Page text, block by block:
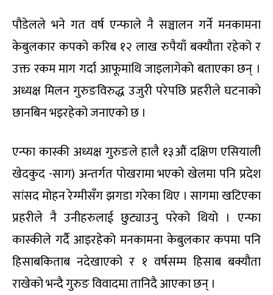
पौडेलले भने गत वर्ष एन्फाले नै सञ्चालन गर्ने मनकामना
केबुलकार कपको करिब १२ लाख रुपैयाँ बक्यौता रहेको र
उक्त रकम माग गर्दा आफूमाथि जाइलागेको बताएका छन् ।
अध्यक्ष मिलन गुरुङविरुद्ध उजुरी परेपछि प्रहरीले घटनाको
छानबिन भइरहेको जनाएको छ ।
एन्फा कास्की अध्यक्ष गुरुङले हालै १३औं दक्षिण एसियाली
खेदकुद -साग) अन्तर्गत पोखरामा भएको खेलमा पनि प्रदेश
सांसद मोहन रेग्मीसँग झगडा गरेका थिए । सागमा खटिएका
प्रहरीले नै उनीहरुलाई छुट्याउनु परेको थियो । एन्फा
कास्कीले गर्दै आइरहेको मनकामना केबुलकार कपमा पनि
हिसाबकिताब नदेखाएको र १ वर्षसम्म हिसाब बक्यौता
राखेको भन्दै गुरुङ विवादमा तानिदै आएका छन् ।